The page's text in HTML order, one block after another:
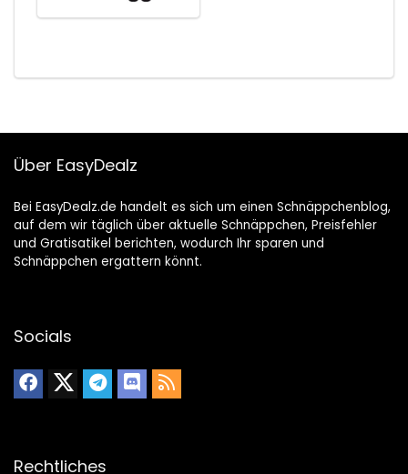
Über EasyDealz
Bei EasyDealz.de handelt es sich um einen Schnäppchenblog,
auf dem wir täglich über aktuelle Schnäppchen, Preisfehler
und Gratisatikel berichten, wodurch Ihr sparen und
Schnäppchen ergattern könnt.
Socials
Rechtliches